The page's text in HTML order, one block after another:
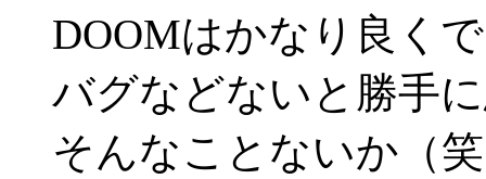
DOOMはかなり良く
バグなどないと勝手
そんなことないか（